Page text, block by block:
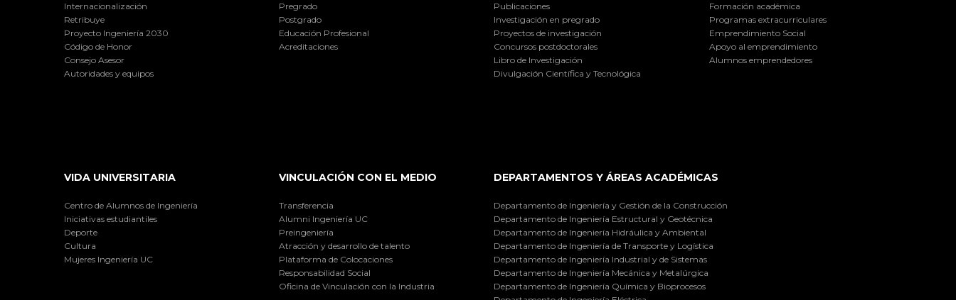
Internacionalización
Retribuye
Proyecto Ingeniería 2030
Código de Honor
Consejo Asesor
Autoridades y equipos
Pregrado
Postgrado
Educación Profesional
Acreditaciones
Publicaciones
Investigación en pregrado
Proyectos de investigación
Concursos postdoctorales
Libro de Investigación
Divulgación Científica y Tecnológica
Formación académica
Programas extracurriculares
Emprendimiento Social
Apoyo al emprendimiento
Alumnos emprendedores
VIDA UNIVERSITARIA
Centro de Alumnos de Ingeniería
Iniciativas estudiantiles
Deporte
Cultura
Mujeres Ingeniería UC
VINCULACIÓN CON EL MEDIO
Transferencia
Alumni Ingeniería UC
Preingeniería
Atracción y desarrollo de talento
Plataforma de Colocaciones
Responsabilidad Social
Oficina de Vinculación con la Industria
DEPARTAMENTOS Y ÁREAS ACADÉMICAS
Departamento de Ingeniería y Gestión de la Construcción
Departamento de Ingeniería Estructural y Geotécnica
Departamento de Ingeniería Hidráulica y Ambiental
Departamento de Ingeniería de Transporte y Logística
Departamento de Ingeniería Industrial y de Sistemas
Departamento de Ingeniería Mecánica y Metalúrgica
Departamento de Ingeniería Química y Bioprocesos